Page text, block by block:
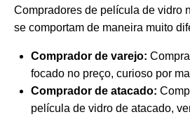
Compradores de película de vidro
se comportam de maneira muito
Comprador de varejo:
focado no preço, curioso por
Comprador de atacado:
película de vidro de atacado,